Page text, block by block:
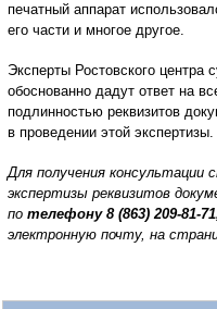
печатный аппарат
его части и многое другое.
Эксперты Ростовского центра
обоснованно дадут ответ на
подлинностью реквизитов
в проведении этой экспертизы.
Для получения консультации
экспертизы реквизитов
по телефону 8 (863) 209-81-
электронную почту, на